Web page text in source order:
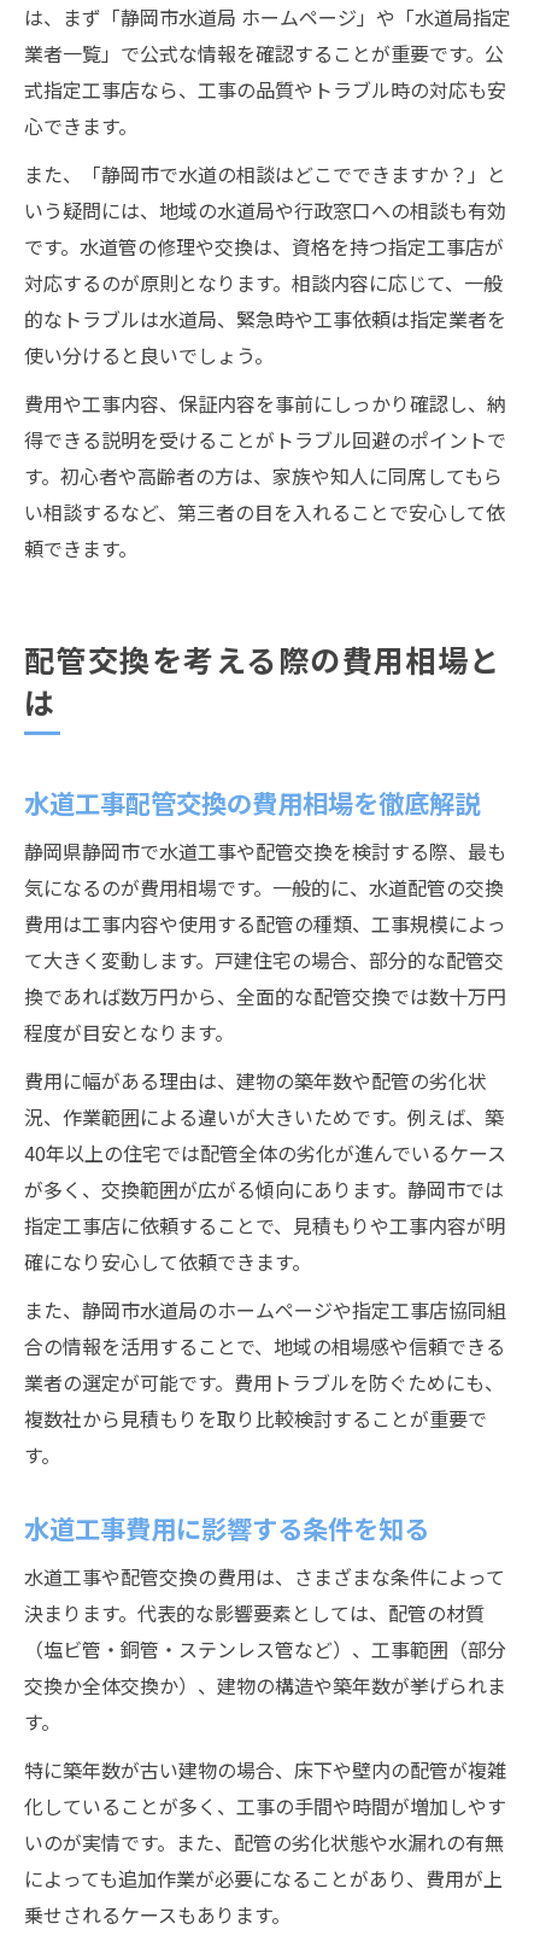
は、まず「静岡市水道局 ホームページ」や「水道局指定
業者一覧」で公式な情報を確認することが重要です。公
式指定工事店なら、工事の品質やトラブル時の対応も安
心できます。
また、「静岡市で水道の相談はどこでできますか？」と
いう疑問には、地域の水道局や行政窓口への相談も有効
です。水道管の修理や交換は、資格を持つ指定工事店が
対応するのが原則となります。相談内容に応じて、一般
的なトラブルは水道局、緊急時や工事依頼は指定業者を
使い分けると良いでしょう。
費用や工事内容、保証内容を事前にしっかり確認し、納
得できる説明を受けることがトラブル回避のポイントで
す。初心者や高齢者の方は、家族や知人に同席してもら
い相談するなど、第三者の目を入れることで安心して依
頼できます。
配管交換を考える際の費用相場と
は
水道工事配管交換の費用相場を徹底解説
静岡県静岡市で水道工事や配管交換を検討する際、最も
気になるのが費用相場です。一般的に、水道配管の交換
費用は工事内容や使用する配管の種類、工事規模によっ
て大きく変動します。戸建住宅の場合、部分的な配管交
換であれば数万円から、全面的な配管交換では数十万円
程度が目安となります。
費用に幅がある理由は、建物の築年数や配管の劣化状
況、作業範囲による違いが大きいためです。例えば、築
40年以上の住宅では配管全体の劣化が進んでいるケース
が多く、交換範囲が広がる傾向にあります。静岡市では
指定工事店に依頼することで、見積もりや工事内容が明
確になり安心して依頼できます。
また、静岡市水道局のホームページや指定工事店協同組
合の情報を活用することで、地域の相場感や信頼できる
業者の選定が可能です。費用トラブルを防ぐためにも、
複数社から見積もりを取り比較検討することが重要で
す。
水道工事費用に影響する条件を知る
水道工事や配管交換の費用は、さまざまな条件によって
決まります。代表的な影響要素としては、配管の材質
（塩ビ管・銅管・ステンレス管など）、工事範囲（部分
交換か全体交換か）、建物の構造や築年数が挙げられま
す。
特に築年数が古い建物の場合、床下や壁内の配管が複雑
化していることが多く、工事の手間や時間が増加しやす
いのが実情です。また、配管の劣化状態や水漏れの有無
によっても追加作業が必要になることがあり、費用が上
乗せされるケースもあります。